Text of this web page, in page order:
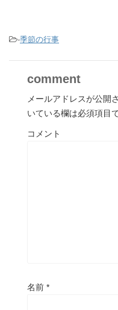
-季節の行事
comment
メールアドレスが公開
いている欄は必須項目
コメント
名前 *